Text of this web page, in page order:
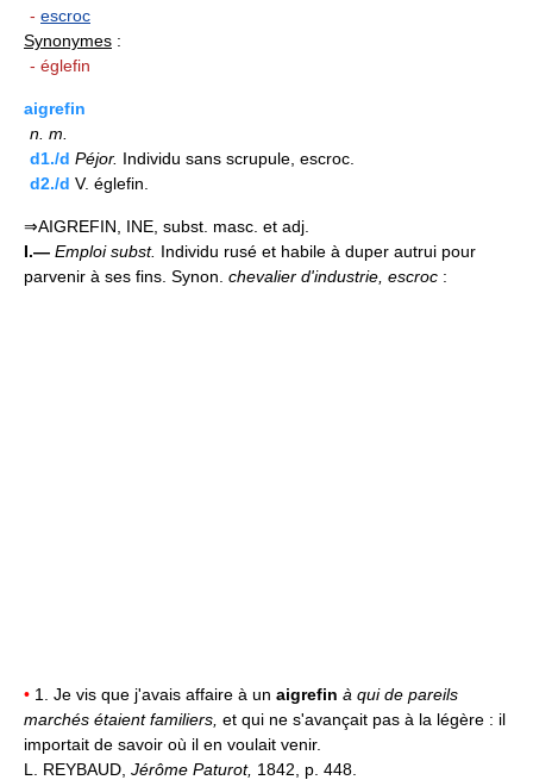
- escroc
Synonymes :
- églefin
aigrefin
n. m.
d1./d Péjor. Individu sans scrupule, escroc.
d2./d V. églefin.
⇒AIGREFIN, INE, subst. masc. et adj.
I.— Emploi subst. Individu rusé et habile à duper autrui pour
parvenir à ses fins. Synon. chevalier d'industrie, escroc :
• 1. Je vis que j'avais affaire à un aigrefin à qui de pareils
marchés étaient familiers, et qui ne s'avançait pas à la légère : il
importait de savoir où il en voulait venir.
L. REYBAUD, Jérôme Paturot, 1842, p. 448.